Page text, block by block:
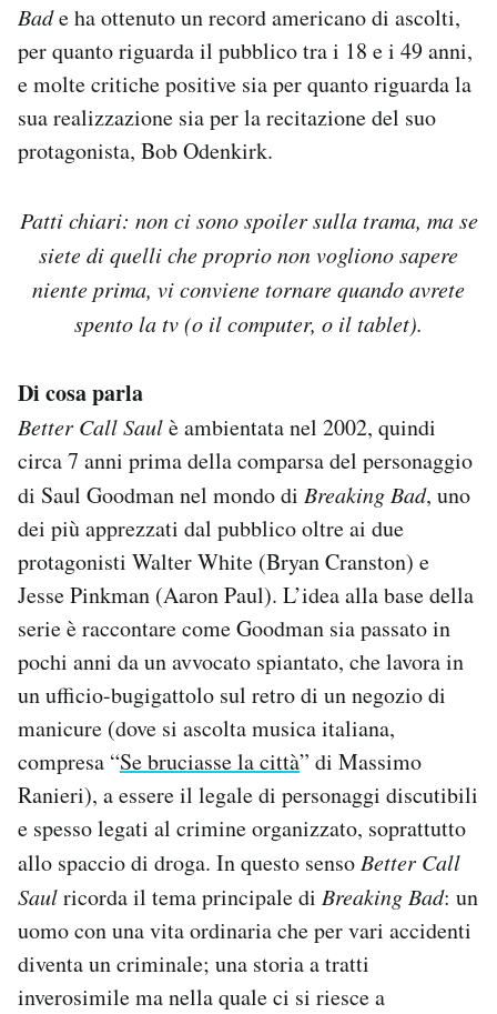
Area Personale
Newsletter
Notifiche mobile
Hai bisogno di aiuto?
Bade ha ottenuto un record americano di ascolti,
per quanto riguarda il pubblico tra i 18 e i 49 anni,
e molte critiche positive sia per quanto riguarda la
sua realizzazione sia per la recitazione del suo
protagonista, Bob Odenkirk.
Patti chiari: non ci sono spoiler sulla trama, ma se
siete di quelli che proprio non vogliono sapere
niente prima, vi conviene tornare quando avrete
spento la tv (o il computer, o il tablet).
Di cosa parla
Better Call Saulè ambientata nel 2002, quindi
circa 7 anni prima della comparsa del personaggio
di Saul Goodman nel mondo di Breaking Bad, uno
dei più apprezzati dal pubblico oltre ai due
protagonisti Walter White (Bryan Cranston) e
Jesse Pinkman (Aaron Paul). L’idea alla base della
serie è raccontare come Goodman sia passato in
pochi anni da un avvocato spiantato, che lavora in
un ufficio-bugigattolo sul retro di un negozio di
manicure (dove si ascolta musica italiana,
compresa “Se bruciasse la città” di Massimo
Ranieri), a essere il legale di personaggi discutibili
e spesso legati al crimine organizzato, soprattutto
allo spaccio di droga. In questo senso Better Call
Saulricorda il tema principale di Breaking Bad: un
uomo con una vita ordinaria che per vari accidenti
diventa un criminale; una storia a tratti
inverosimile ma nella quale ci si riesce a